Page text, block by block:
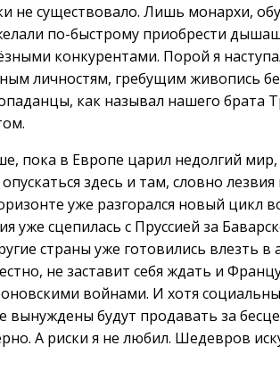
не существовало. Лишь монархи,
по-быстрому приобрести
конкурентами. Порой я
личностям, гребущим живопись
как называл нашего брата
пока в Европе царил недолгий
здесь и там, словно
уже разгорался новый цикл
уже сцепилась с Пруссией за
страны уже готовились влезть в
не заставит себя ждать и
войнами. И хотя
будут продавать за
А риски я не любил. Шедевров